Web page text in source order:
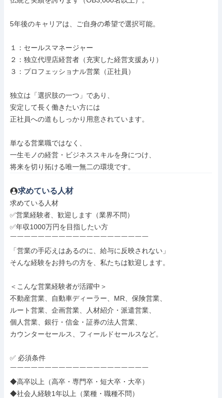
5年後のキャリアは、ご自身の希望で選択可能。
１：セールスマネージャー
２：独立代理店経営者（充実した経営支援あり）
３：プロフェッショナル営業（正社員）
独立は「選択肢の一つ」であり、
安定して長く働きたい方には
正社員への道もしっかり用意されています。
単なる営業職ではなく、
一生モノの経営・ビジネススキルを身につけ、
将来を切り拓ける唯一無二の環境です。
求めている人材
求めている人材
✅営業経験者、歓迎します（業界不問）
✅年収1000万円を目指したい方
￣￣￣￣￣￣￣￣￣￣￣￣￣￣￣￣￣￣￣￣
「営業の手応えはあるのに、給与に反映されない」
そんな経験をお持ちの方を、私たちは歓迎します。
＜こんな営業経験者が活躍中＞
不動産営業、自動車ディーラー、MR、保険営業、
ルート営業、企画営業、人材紹介・派遣営業、
個人営業、銀行・信金・証券の法人営業、
カウンターセールス、フィールドセールスなど。
✅ 必須条件
￣￣￣￣￣￣￣￣￣￣￣￣￣￣￣￣￣￣￣￣
◆高卒以上（高卒・専門卒・短大卒・大卒）
◆社会人経験1年以上（業種・職種不問）